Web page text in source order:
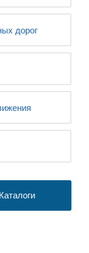
дорог
Каталоги